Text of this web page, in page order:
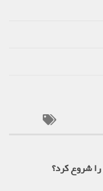
شروع کرد؟